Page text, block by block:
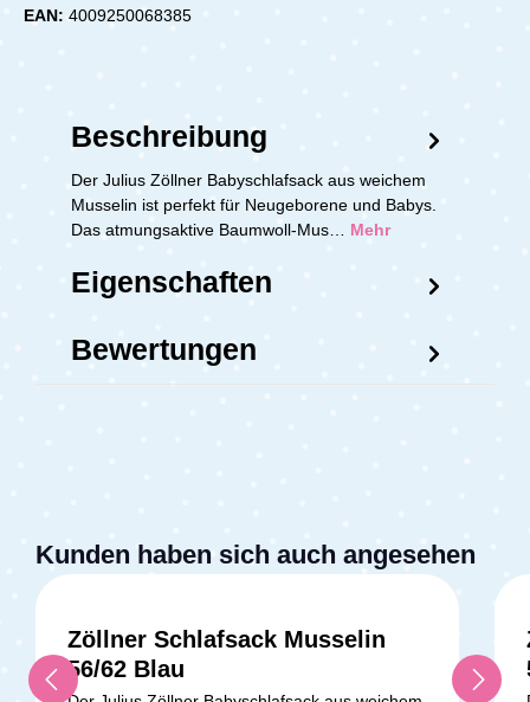
EAN: 4009250068385
Beschreibung
Der Julius Zöllner Babyschlafsack aus weichem
Musselin ist perfekt für Neugeborene und Babys.
Das atmungsaktive Baumwoll-Mus… Mehr
Eigenschaften
Bewertungen
Kunden haben sich auch angesehen
Zöllner Schlafsack Musselin
56/62 Blau